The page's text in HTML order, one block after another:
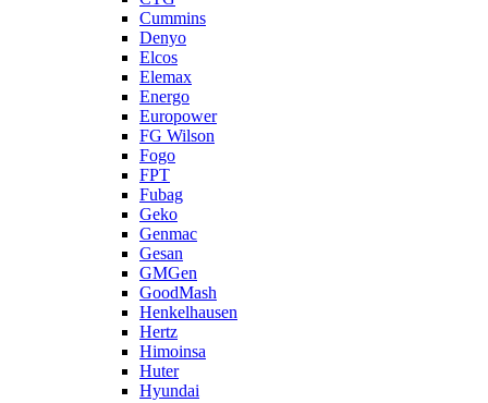
Cummins
Denyo
Elcos
Elemax
Energo
Europower
FG Wilson
Fogo
FPT
Fubag
Geko
Genmac
Gesan
GMGen
GoodMash
Henkelhausen
Hertz
Himoinsa
Huter
Hyundai